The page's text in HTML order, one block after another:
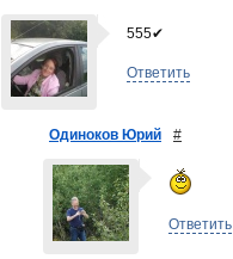
555✔
Ответить
Одиноков Юрий #
Ответить